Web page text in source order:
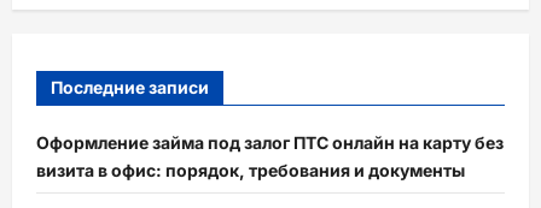
Последние записи
Оформление займа под залог ПТС онлайн на карту без
визита в офис: порядок, требования и документы